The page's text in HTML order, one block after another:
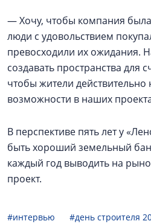
— Хочу, чтобы компания
люди с удовольствием
превосходили их ожидания.
создавать пространства для
чтобы жители действительно
возможности в наших
В перспективе пять лет у
быть хороший земельный
каждый год выводить на
проект.
#интервью
#день строителя